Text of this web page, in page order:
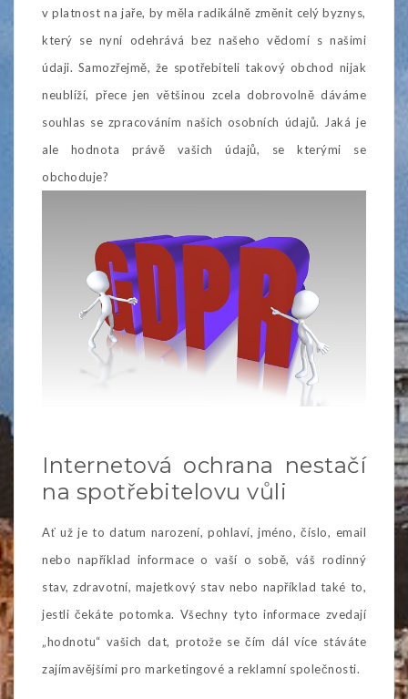
v platnost na jaře, by měla radikálně změnit celý byznys,
který se nyní odehrává bez našeho vědomí s našimi
údaji. Samozřejmě, že spotřebiteli takový obchod nijak
neublíží, přece jen většinou zcela dobrovolně dáváme
souhlas se zpracováním našich osobních údajů. Jaká je
ale hodnota právě vašich údajů, se kterými se
obchoduje?
Internetová ochrana nestačí
na spotřebitelovu vůli
Ať už je to datum narození, pohlaví, jméno, číslo, email
nebo například informace o vaší o sobě, váš rodinný
stav, zdravotní, majetkový stav nebo například také to,
jestli čekáte potomka. Všechny tyto informace zvedají
„hodnotu“ vašich dat, protože se čím dál více stáváte
zajímavějšími pro marketingové a reklamní společnosti.